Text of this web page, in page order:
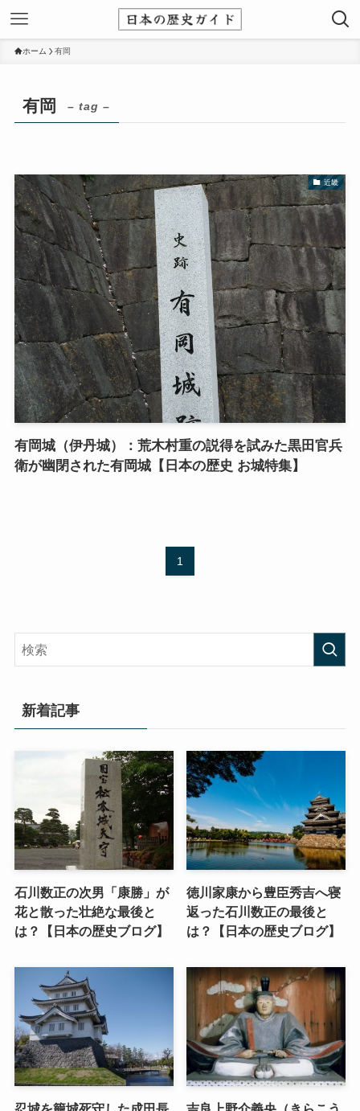
ホーム 有岡
有岡 – tag –
近畿
有岡城（伊丹城）：荒木村重の説得を試みた黒田官兵
衛が幽閉された有岡城【日本の歴史 お城特集】
1
新着記事
石川数正の次男「康勝」が
花と散った壮絶な最後と
は？【日本の歴史ブログ】
徳川家康から豊臣秀吉へ寝
返った石川数正の最後と
は？【日本の歴史ブログ】